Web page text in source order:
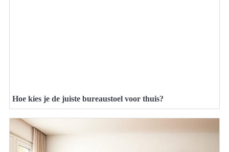
Hoe kies je de juiste bureaustoel voor thuis?